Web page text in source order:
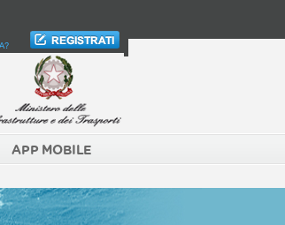
APP MOBILE